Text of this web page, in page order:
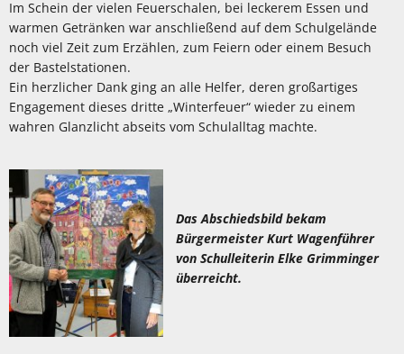
Im Schein der vielen Feuerschalen, bei leckerem Essen und
warmen Getränken war anschließend auf dem Schulgelände
noch viel Zeit zum Erzählen, zum Feiern oder einem Besuch
der Bastelstationen.
Ein herzlicher Dank ging an alle Helfer, deren großartiges
Engagement dieses dritte „Winterfeuer“ wieder zu einem
wahren Glanzlicht abseits vom Schulalltag machte.
Das Abschiedsbild bekam
Bürgermeister Kurt Wagenführer
von Schulleiterin Elke Grimminger
überreicht.